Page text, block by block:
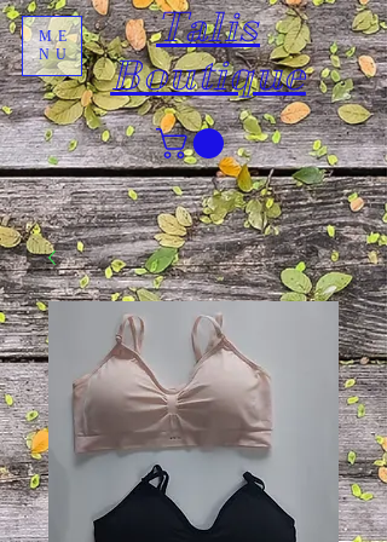
Talis
Boutique
ME
NU